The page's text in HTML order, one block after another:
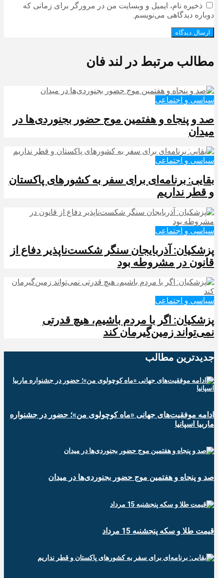
ذخیره نام، ایمیل و وبسایت من در مرورگر برای زمانی که
دوباره دیدگاهی می‌نویسم.
مطالب مرتبط در لند فان
سیاسی و اجتماعی
صد و پنجاه و هفتمین موج حضور بجنوردی‌ها در
میدان
سیاسی و اجتماعی
بقایی: برنامه‌ای برای سفر به کشورهای پاکستان
و قطر نداریم
سیاسی و اجتماعی
پزشکیان: آذربایجان سنگر شکست‌ناپذیر دفاع از
قانون در مشروطه بود
سیاسی و اجتماعی
پزشکیان: اگر با مردم باشیم، هیچ قدرتی
نمی‌تواند زمین‌گیرمان کند
جدیدترین‌ مطالب
ادامه موفقیت‌های جهانی «ماه کوچولوی من»؛ حضور در جشنواره
ماربیا اسپانیا
صد و پنجاه و هفتمین موج حضور بجنوردی‌ها در میدان
قیمت طلا و سکه پنجشنبه 15 مرداد